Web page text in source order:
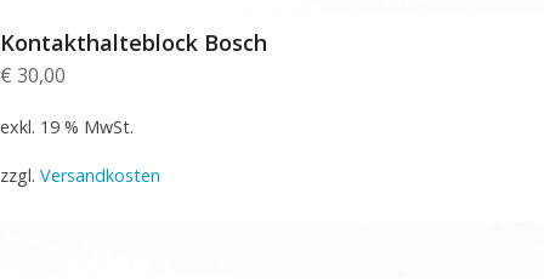
Kontakthalteblock Bosch
€ 30,00
exkl. 19 % MwSt.
zzgl. Versandkosten